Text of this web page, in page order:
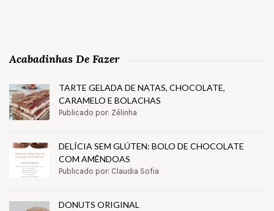
Acabadinhas De Fazer
TARTE GELADA DE NATAS, CHOCOLATE,
CARAMELO E BOLACHAS
Publicado por: Zélinha
DELÍCIA SEM GLÚTEN: BOLO DE CHOCOLATE
COM AMÊNDOAS
Publicado por: Claudia Sofia
DONUTS ORIGINAL